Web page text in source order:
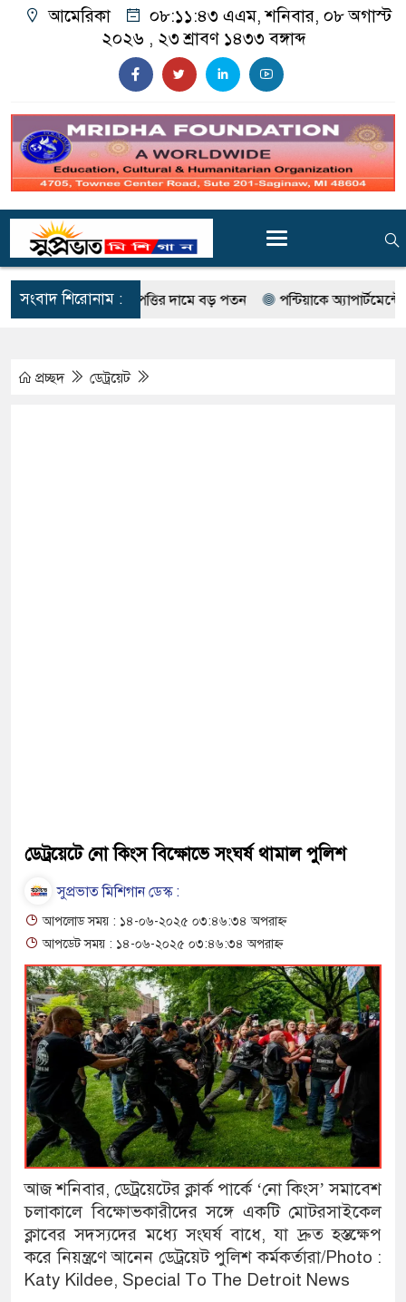
আমেরিকা ০৮:১১:৪৪ এএম, শনিবার, ০৮ অগাস্ট
২০২৬ , ২৩ শ্রাবণ ১৪৩৩ বঙ্গাব্দ
সংবাদ শিরোনাম :
সম্পত্তির দামে বড় পতন পন্টিয়াকে অ্যাপার্টমেন্টে
প্রচ্ছদ ডেট্রয়েট
ডেট্রয়েটে নো কিংস বিক্ষোভে সংঘর্ষ থামাল পুলিশ
সুপ্রভাত মিশিগান ডেস্ক :
আপলোড সময় : ১৪-০৬-২০২৫ ০৩:৪৬:৩৪ অপরাহ্ন
আপডেট সময় : ১৪-০৬-২০২৫ ০৩:৪৬:৩৪ অপরাহ্ন
আজ শনিবার, ডেট্রয়েটের ক্লার্ক পার্কে ‘নো কিংস’ সমাবেশ
চলাকালে বিক্ষোভকারীদের সঙ্গে একটি মোটরসাইকেল
ক্লাবের সদস্যদের মধ্যে সংঘর্ষ বাধে, যা দ্রুত হস্তক্ষেপ
করে নিয়ন্ত্রণে আনেন ডেট্রয়েট পুলিশ কর্মকর্তারা/Photo :
Katy Kildee, Special To The Detroit News